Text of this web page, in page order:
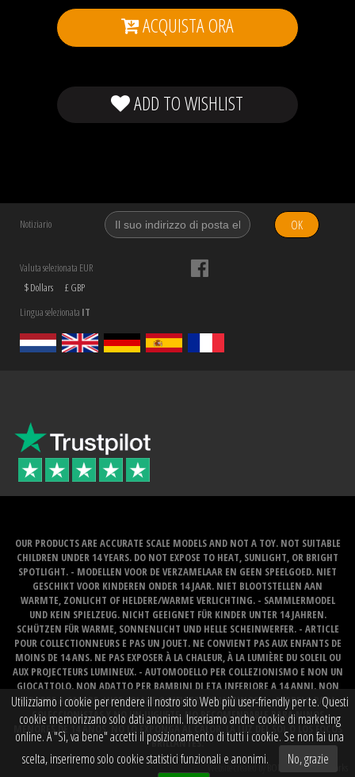
ACQUISTA ORA
ADD TO WISHLIST
Notiziario OK
Valuta selezionata EUR
$ Dollars
£ GBP
Lingua selezionata IT
OUR PRODUCTS ARE ACCURATE SCALE MODELS AND NOT A TOY. NOT SUITABLE
CHILDREN UNDER 14 YEARS. DO NOT EXPOSE TO HEAT, SUNLIGHT, OR BRIGHT
SPOTLIGHT. - MODELLEN VOOR DE VERZAMELAAR EN GEEN SPEELGOED. NIET
GESCHIKT VOOR KINDEREN ONDER 14 JAAR. NIET BLOOTSTELLEN AAN
WARMTE, ZONLICHT OF HELDERE/WARME VERLICHTING. - SAMMLERMODEL
UND KEIN SPIELZEUG. NICHT GEEIGNET FÜR KINDER UNTER 14 JAHREN.
SCHÜTZEN FÜR WARME, SONNENLICHT UND HELLE SCHEINWERFER. - ARTICLE
POUR COLLECTIONNEURS E PAS UN JOUET. NE CONVIENT PAS AUX ENFANTS DE
MOINS DE 14 ANS. NE PAS EXPOSER À LA CHALEUR, À LA LUMIÈRE DU SOLEIL OU
AUX PROJECTEURS LUMINEUX. - AUTOMODELLO PER COLLEZIONISMO E NON UN
GIOCATTOLO. NON ADATTO PER BAMBINI DI ETA INFERIORE A 14 ANNI. NON
ESPORRE A CALORE, LUCE SOLARE O RIFLETTORE LUMINOSO. - MODELO PARA
COLECCIONISTAS Y NO UN JUGUETE. NO RECOMENDABLE PARA NINOS
MENORES DE 14 ANOS. NO LO EXPONGA AL CALOR, LA LUZ DEL SOL O LOS FOCOS
BRILLANTES.
Website created byBOMS creative web works
Utilizziamo i cookie per rendere il nostro sito Web più user-friendly per te. Questi
cookie memorizzano solo dati anonimi. Inseriamo anche cookie di marketing
online. A "Sì, va bene" accetti il ​​posizionamento di tutti i cookie. Se non fai una
scelta, inseriremo solo cookie statistici funzionali e anonimi.
No, grazie